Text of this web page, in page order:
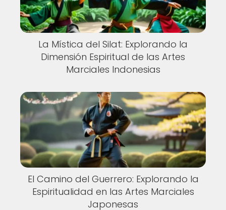
La Mística del Silat: Explorando la
Dimensión Espiritual de las Artes
Marciales Indonesias
El Camino del Guerrero: Explorando la
Espiritualidad en las Artes Marciales
Japonesas